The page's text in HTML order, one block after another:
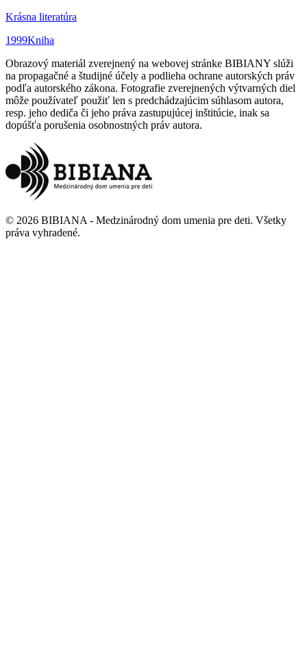
Krásna literatúra
1999Kniha
Obrazový materiál zverejnený na webovej stránke BIBIANY slúži
na propagačné a študijné účely a podlieha ochrane autorských práv
podľa autorského zákona. Fotografie zverejnených výtvarných diel
môže používateľ použiť len s predchádzajúcim súhlasom autora,
resp. jeho dediča či jeho práva zastupujúcej inštitúcie, inak sa
dopúšťa porušenia osobnostných práv autora.
© 2026 BIBIANA - Medzinárodný dom umenia pre deti. Všetky
práva vyhradené.